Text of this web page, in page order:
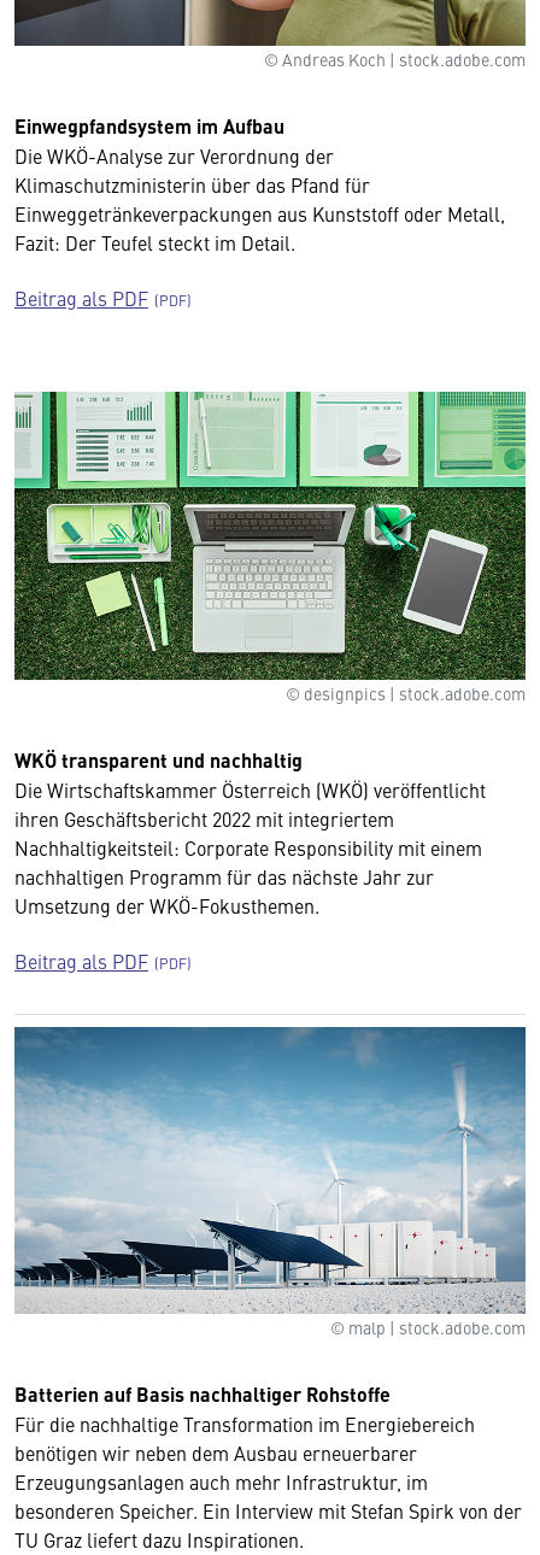
© Andreas Koch | stock.adobe.com
Einwegpfandsystem im Aufbau
Die WKÖ-Analyse zur Verordnung der
Klimaschutzministerin über das Pfand für
Einweggetränkeverpackungen aus Kunststoff oder Metall,
Fazit: Der Teufel steckt im Detail.
Beitrag als PDF
© designpics | stock.adobe.com
WKÖ transparent und nachhaltig
Die Wirtschaftskammer Österreich (WKÖ) veröffentlicht
ihren Geschäftsbericht 2022 mit integriertem
Nachhaltigkeitsteil: Corporate Responsibility mit einem
nachhaltigen Programm für das nächste Jahr zur
Umsetzung der WKÖ-Fokusthemen.
Beitrag als PDF
© malp | stock.adobe.com
Batterien auf Basis nachhaltiger Rohstoffe
Für die nachhaltige Transformation im Energiebereich
benötigen wir neben dem Ausbau erneuerbarer
Erzeugungsanlagen auch mehr Infrastruktur, im
besonderen Speicher. Ein Interview mit Stefan Spirk von der
TU Graz liefert dazu Inspirationen.